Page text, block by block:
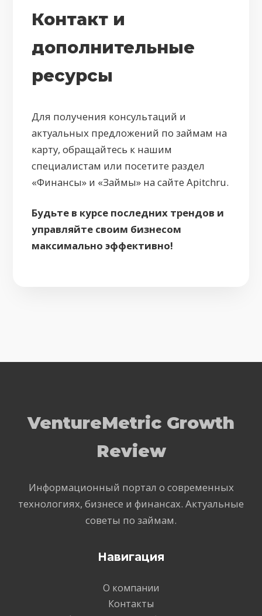
Контакт и
дополнительные
ресурсы
Для получения консультаций и
актуальных предложений по займам на
карту, обращайтесь к нашим
специалистам или посетите раздел
«Финансы» и «Займы» на сайте Apitchru.
Будьте в курсе последних трендов и
управляйте своим бизнесом
максимально эффективно!
VentureMetric Growth
Review
Информационный портал о современных
технологиях, бизнесе и финансах. Актуальные
советы по займам.
Навигация
О компании
Контакты